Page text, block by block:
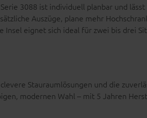
3088 ist individuell planbar und
Auszüge, plane mehr
Insel eignet sich ideal für zwei bis drei
Stauraumlösungen und die
modernen Wahl – mit 5 Jahren